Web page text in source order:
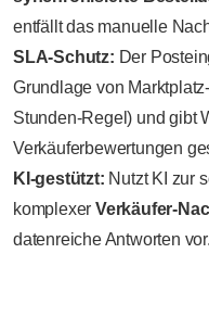
entfällt das manuelle
SLA-Schutz: Der
Grundlage von
Stunden-Regel) und gibt
Verkäuferbewertungen
KI-gestützt: Nutzt KI zur
komplexerVerkäufer-
datenreiche Antworten vor.